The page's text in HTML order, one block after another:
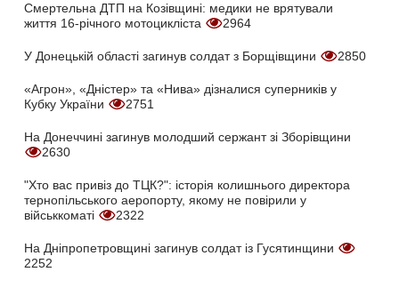
Смертельна ДТП на Козівщині: медики не врятували
життя 16-річного мотоцикліста
2964
У Донецькій області загинув солдат з Борщівщини 2850
«Агрон», «Дністер» та «Нива» дізналися суперників у
Кубку України
2751
На Донеччині загинув молодший сержант зі Зборівщини
2630
"Хто вас привіз до ТЦК?": історія колишнього директора
тернопільського аеропорту, якому не повірили у
військкоматі
2322
На Дніпропетровщині загинув солдат із Гусятинщини
2252